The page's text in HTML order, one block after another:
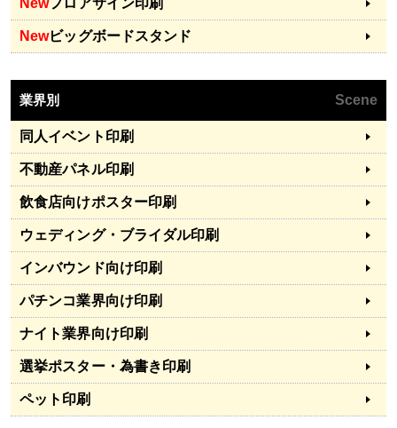
Newフロアサイン印刷
Newビッグボードスタンド
業界別 Scene
同人イベント印刷
不動産パネル印刷
飲食店向けポスター印刷
ウェディング・ブライダル印刷
インバウンド向け印刷
パチンコ業界向け印刷
ナイト業界向け印刷
選挙ポスター・為書き印刷
ペット印刷